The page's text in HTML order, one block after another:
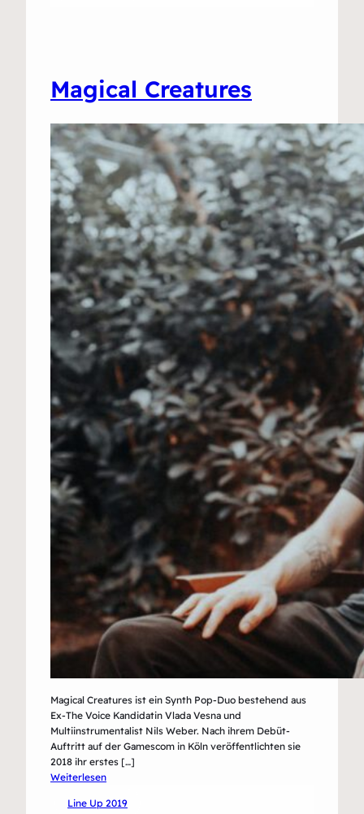
Magical Creatures
Magical Creatures ist ein Synth Pop-Duo bestehend aus
Ex-The Voice Kandidatin Vlada Vesna und
Multiinstrumentalist Nils Weber. Nach ihrem Debüt-
Auftritt auf der Gamescom in Köln veröffentlichten sie
2018 ihr erstes […]
Weiterlesen:
Creatures
Line Up 2019